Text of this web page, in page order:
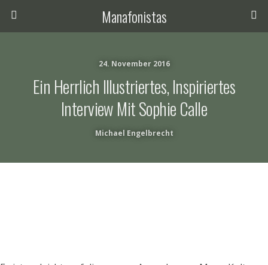
Manafonistas
24. November 2016
Ein Herrlich Illustriertes, Inspiriertes
Interview Mit Sophie Calle
Michael Engelbrecht